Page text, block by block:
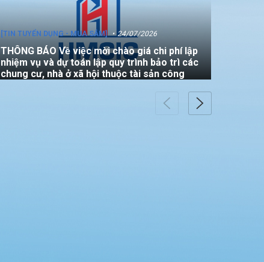
[TIN TUYỂN DỤNG - MUA SẮM] 24/07/2026
THÔNG BÁO Về việc mời chào giá chi phí lập
nhiệm vụ và dự toán lập quy trình bảo trì các
chung cư, nhà ở xã hội thuộc tài sản công